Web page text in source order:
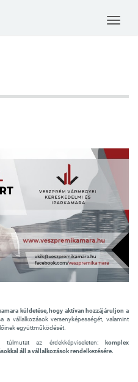
Toggle
küldetése, hogy aktívan hozzájáruljon a
a vállalkozások versenyképességét, valamint
együttműködését.
az érdekképviseleten:
komplex
áll a vállalkozások rendelkezésére.